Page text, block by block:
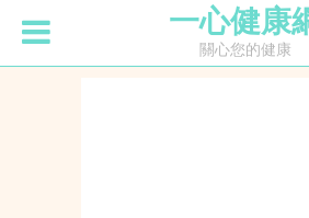
一心健康
關心您的健康